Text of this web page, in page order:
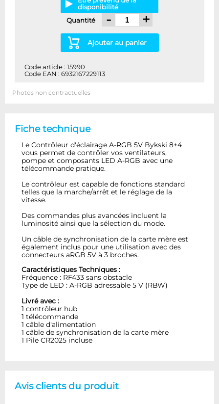
disponibilité
Quantité
- +
Ajouter au panier
Code article : 15990
Code EAN : 6932167229113
Photos non contractuelles
Fiche technique
Le Contrôleur d'éclairage A-RGB 5V Bykski 8+4
vous permet de contrôler vos ventilateurs,
pompe et composants LED A-RGB avec une
télécommande pratique.
Le contrôleur est capable de fonctions standard
telles que la marche/arrêt et le réglage de la
vitesse.
Des commandes plus avancées incluent la
luminosité ainsi que la sélection du mode.
Un câble de synchronisation de la carte mère est
également inclus pour une utilisation avec des
connecteurs aRGB 5V à 3 broches.
Caractéristiques Techniques :
Fréquence : RF433 sans obstacle
Type de LED : A-RGB adressable 5 V (RBW)
Livré avec :
1 contrôleur hub
1 télécommande
1 câble d'alimentation
1 câble de synchronisation de la carte mère
1 Pile CR2025 incluse
Avis clients du produit